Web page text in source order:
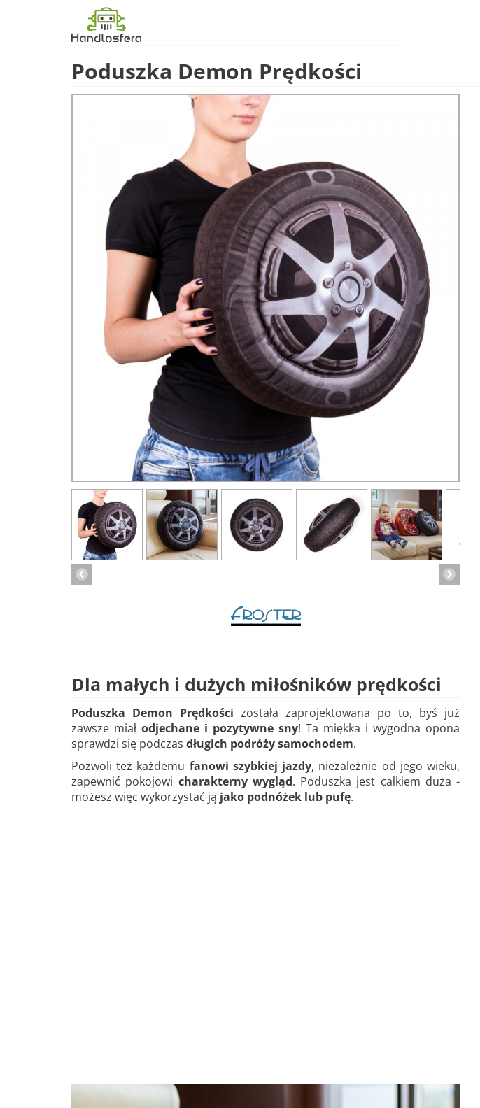
Poduszka Demon Prędkości
Dla małych i dużych miłośników prędkości
Poduszka Demon Prędkości została zaprojektowana po to, byś już
zawsze miał odjechane i pozytywne sny! Ta miękka i wygodna opona
sprawdzi się podczas długich podróży samochodem.
Pozwoli też każdemu fanowi szybkiej jazdy, niezależnie od jego wieku,
zapewnić pokojowi charakterny wygląd. Poduszka jest całkiem duża -
możesz więc wykorzystać ją jako podnóżek lub pufę.